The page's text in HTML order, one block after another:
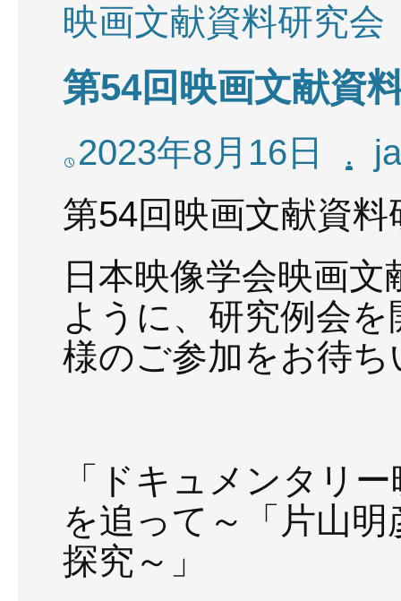
映画文献資料研究会
第54回映画文献資
2023年8月16日
第54回映画文献資
日本映像学会映画
ように、研究例会
様のご参加をお待
「ドキュメンタリ
を追って～「片山
探究～」